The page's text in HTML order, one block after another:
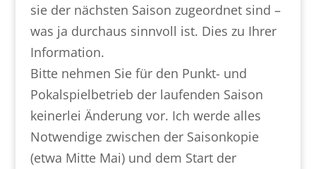
sie der nächsten Saison zugeordnet sind –
was ja durchaus sinnvoll ist. Dies zu Ihrer
Information.
Bitte nehmen Sie für den Punkt- und
Pokalspielbetrieb der laufenden Saison
keinerlei Änderung vor. Ich werde alles
Notwendige zwischen der Saisonkopie
(etwa Mitte Mai) und dem Start der